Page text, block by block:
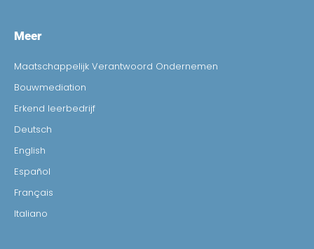
Meer
Maatschappelijk Verantwoord Ondernemen
Bouwmediation
Erkend leerbedrijf
Deutsch
English
Español
Français
Italiano